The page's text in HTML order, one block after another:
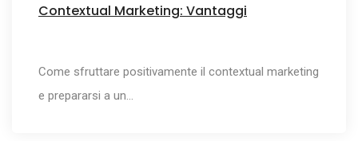
Contextual Marketing: Vantaggi
Come sfruttare positivamente il contextual marketing
e prepararsi a un…